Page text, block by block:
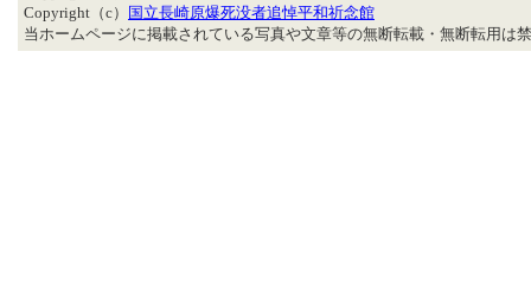
Copyright（c）
国立長崎原爆死没者追悼平和祈念館
当ホームページに掲載されている写真や文章等の無断転載・無断転用は